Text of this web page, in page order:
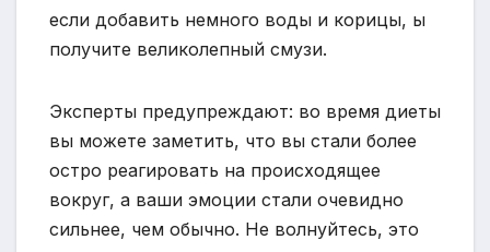
если добавить немного воды и корицы, ы
получите великолепный смузи.
Эксперты предупреждают: во время диеты
вы можете заметить, что вы стали более
остро реагировать на происходящее
вокруг, а ваши эмоции стали очевидно
сильнее, чем обычно. Не волнуйтесь, это